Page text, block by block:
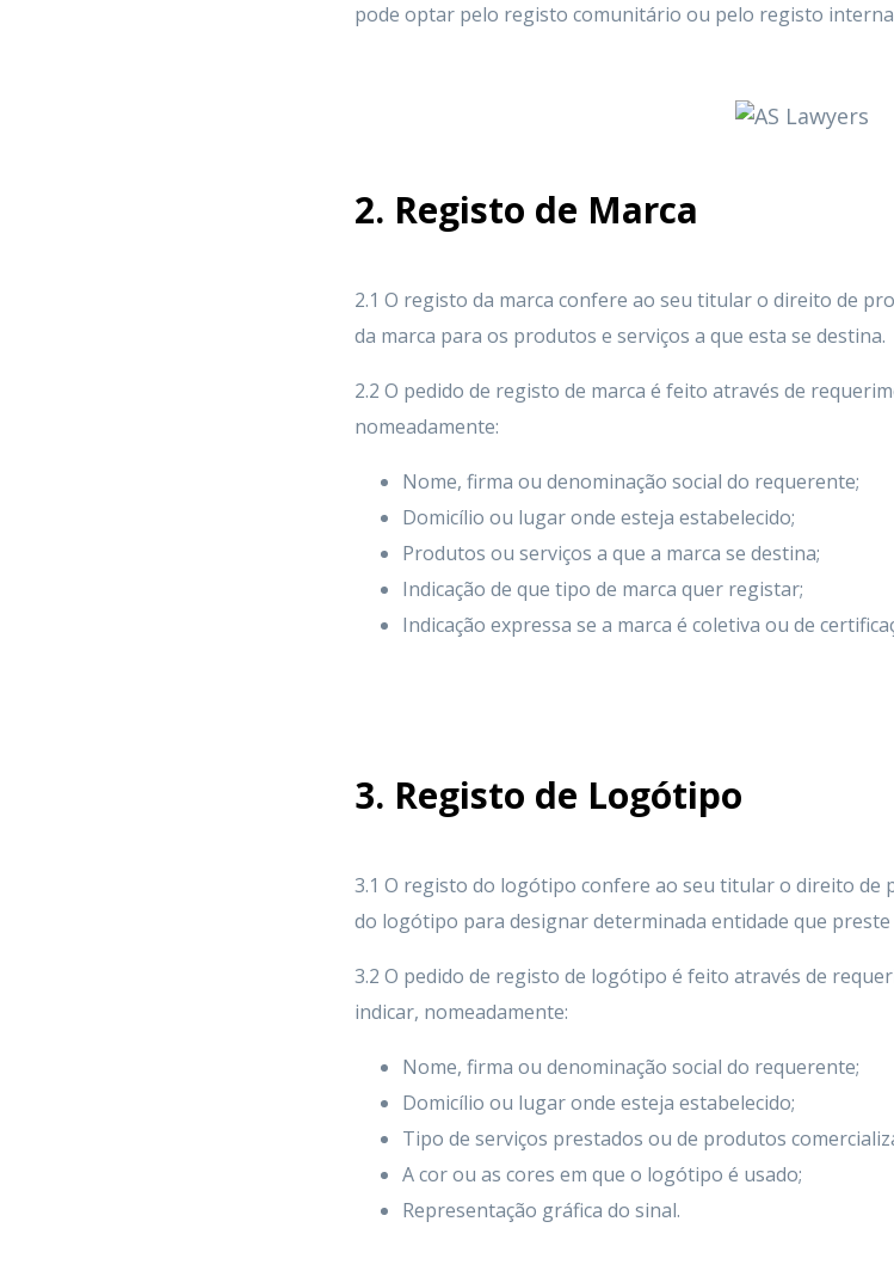
pode optar pelo registo comunitário ou pelo registo
2. Registo de Marca
2.1 O registo da marca confere ao seu titular o direito de
da marca para os produtos e serviços a que esta se destina.
2.2 O pedido de registo de marca é feito através de
nomeadamente:
Nome, firma ou denominação social do requerente;
Domicílio ou lugar onde esteja estabelecido;
Produtos ou serviços a que a marca se destina;
Indicação de que tipo de marca quer registar;
Indicação expressa se a marca é coletiva ou de
3. Registo de Logótipo
3.1 O registo do logótipo confere ao seu titular o direito de
do logótipo para designar determinada entidade que
3.2 O pedido de registo de logótipo é feito através de
indicar, nomeadamente:
Nome, firma ou denominação social do requerente;
Domicílio ou lugar onde esteja estabelecido;
Tipo de serviços prestados ou de produtos
A cor ou as cores em que o logótipo é usado;
Representação gráfica do sinal.